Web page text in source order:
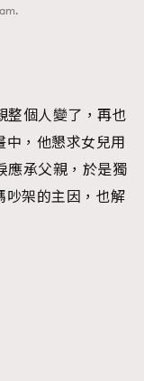
整個人變了，再也
，他懇求女兒用
應承父親，於是獨
吵架的主因，也解